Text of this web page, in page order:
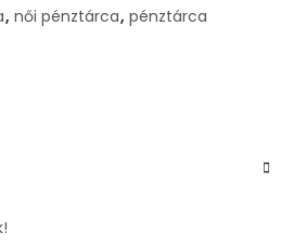
, női pénztárca, pénztárca